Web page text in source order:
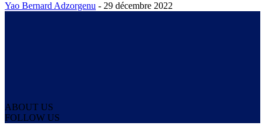
Yao Bernard Adzorgenu - 29 décembre 2022
ABOUT US
FOLLOW US